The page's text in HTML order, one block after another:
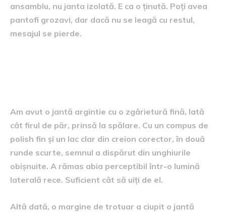
ansamblu, nu janta izolată. E ca o ținută. Poți avea
pantofi grozavi, dar dacă nu se leagă cu restul,
mesajul se pierde.
Am avut o jantă argintie cu o zgârietură fină, lată
cât firul de păr, prinsă la spălare. Cu un compus de
polish fin și un lac clar din creion corector, în două
runde scurte, semnul a dispărut din unghiurile
obișnuite. A rămas abia perceptibil într-o lumină
laterală rece. Suficient cât să uiți de el.
Altă dată, o margine de trotuar a ciupit o jantă